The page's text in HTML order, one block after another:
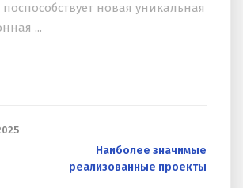
новая уникальная
...
Наиболее значимые
реализованные проекты